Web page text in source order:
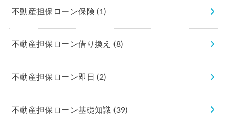
不動産担保ローン保険(1)
不動産担保ローン借り換え(8)
不動産担保ローン即日(2)
不動産担保ローン基礎知識(39)